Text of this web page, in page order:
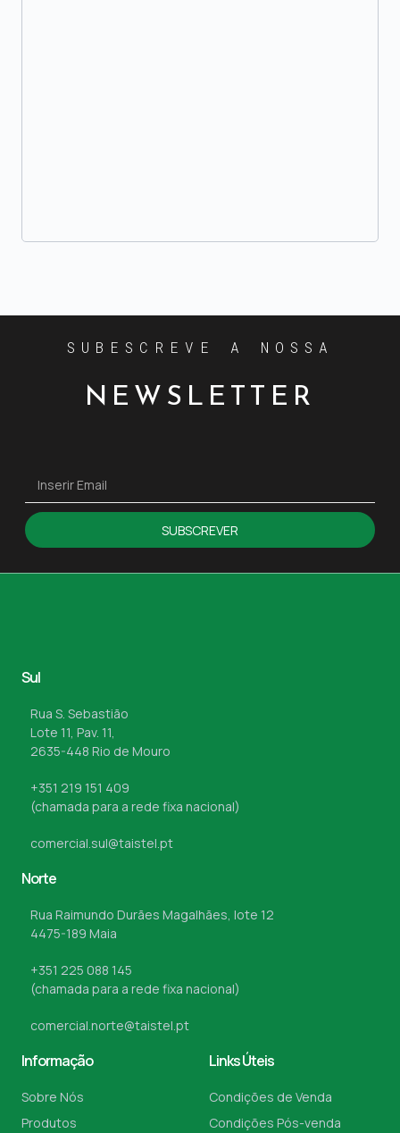
SUBESCREVE A NOSSA
NEWSLETTER
SUBSCREVER
Sul
Rua S. Sebastião
Lote 11, Pav. 11,
2635-448 Rio de Mouro
+351 219 151 409
(chamada para a rede fixa nacional)
comercial.sul@taistel.pt
Norte
Rua Raimundo Durães Magalhães, lote 12
4475-189 Maia
+351 225 088 145
(chamada para a rede fixa nacional)
comercial.norte@taistel.pt
Informação
Sobre Nós
Produtos
Links Úteis
Condições de Venda
Condições Pós-venda